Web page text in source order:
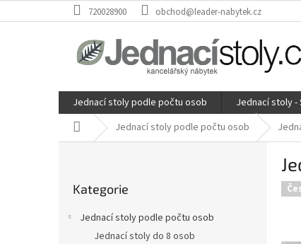
na
720028900 obchod@leader-nabytek.cz
Jednací stoly podle počtu osob Jednací stoly -
Domů Jednací stoly podle počtu osob
kategorie
Kategorie
Jednací stoly podle počtu osob
Jednací stoly do 8 osob